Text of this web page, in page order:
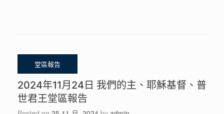
2024年11月24日 我們的主、耶穌基督、普
世君王堂區報告